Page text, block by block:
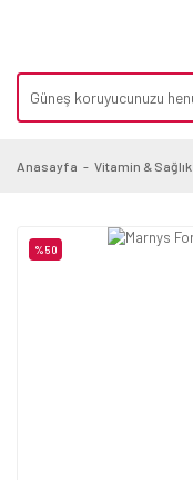
Anasayfa Vitamin & Sağlık
%50